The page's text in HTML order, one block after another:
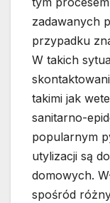
zadawanych
przypadku
W takich
takimi jak
sanitarno-
popularnym
utylizacji są
domowych.
spośród